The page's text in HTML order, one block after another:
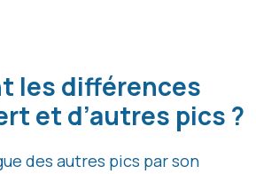
les différences
et d’autres pics ?
des autres pics par son